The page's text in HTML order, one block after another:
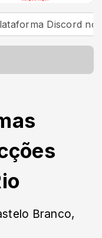
Discord no Brasil
Branco,